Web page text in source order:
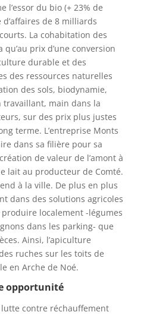
l’essor du bio (+ 23% de
de 8 milliards
La cohabitation des
prix d’une conversion
durable et des
des ressources naturelles
des sols, biodynamie,
travaillant, main dans la
sur des prix plus justes
terme. L’entreprise Monts
dans sa filière pour sa
de valeur de l’amont à
lait au producteur de Comté.
à la ville. De plus en plus
dans des solutions agricoles
localement -légumes
dans les parking- que
Ainsi, l’apiculture
ruches sur les toits de
en Arche de Noé.
opportunité
contre réchauffement